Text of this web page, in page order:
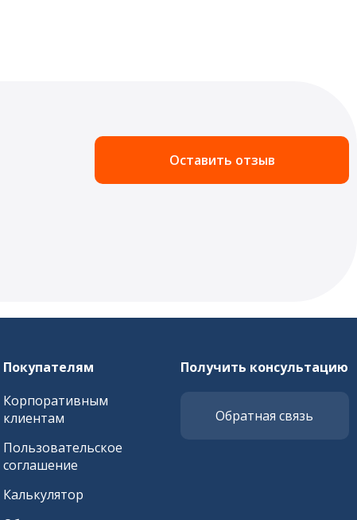
Оставить отзыв
Покупателям
Корпоративным
клиентам
Пользовательское
соглашение
Калькулятор
Получить консультацию
Обратная связь